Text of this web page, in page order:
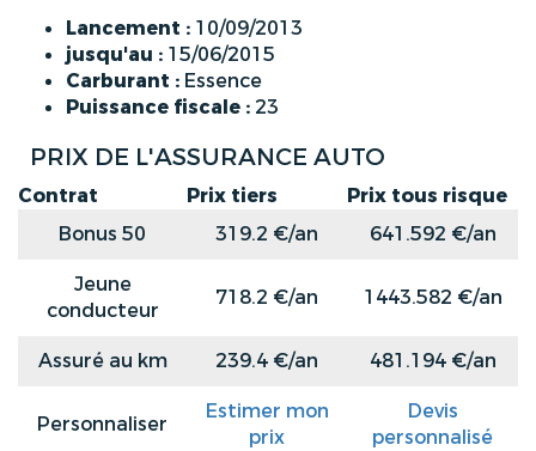
Lancement : 10/09/2013
jusqu'au : 15/06/2015
Carburant : Essence
Puissance fiscale : 23
PRIX DE L'ASSURANCE AUTO
Contrat Prix tiers
Prix tous risque
Bonus 50
319.2 €/an
641.592 €/an
Jeune
conducteur
718.2 €/an 1443.582 €/an
Assuré au km 239.4 €/an 481.194 €/an
Personnaliser
Estimer mon
prix
Devis
personnalisé